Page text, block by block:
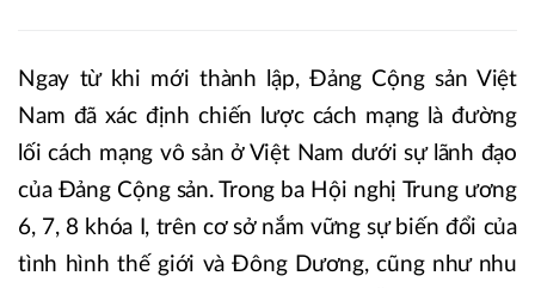
Ngay từ khi mới thành lập, Đảng Cộng sản Việt
Nam đã xác định chiến lược cách mạng là đường
lối cách mạng vô sản ở Việt Nam dưới sự lãnh đạo
của Đảng Cộng sản. Trong ba Hội nghị Trung ương
6, 7, 8 khóa I, trên cơ sở nắm vững sự biến đổi của
tình hình thế giới và Đông Dương, cũng như nhu